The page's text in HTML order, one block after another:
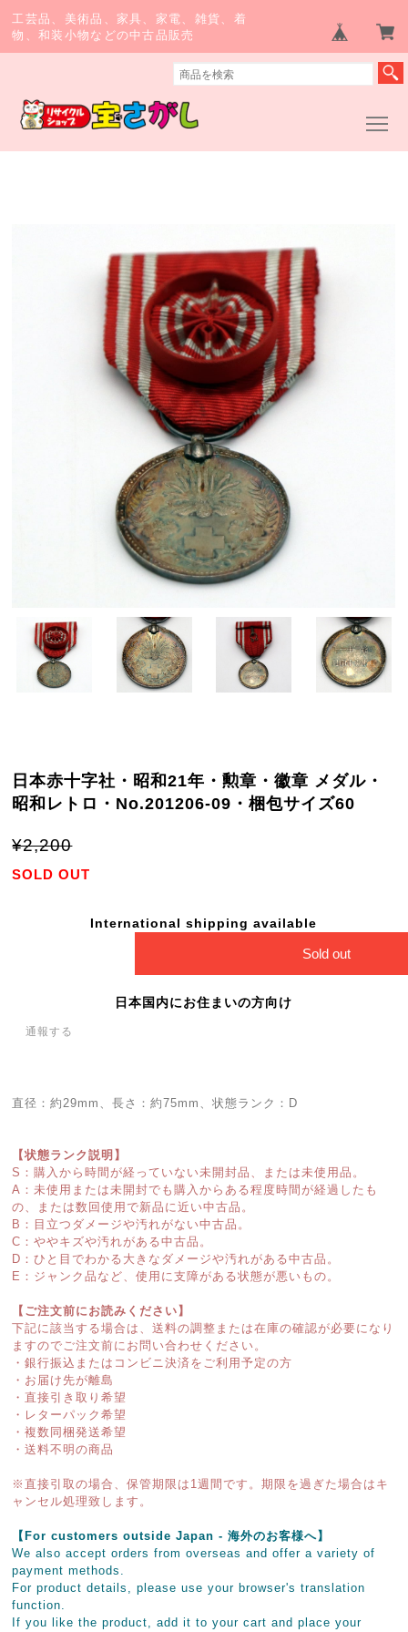
工芸品、美術品、家具、家電、雑貨、着
物、和装小物などの中古品販売
日本赤十字社・昭和21年・勲章・徽章 メダル・
昭和レトロ・No.201206-09・梱包サイズ60
¥2,200
SOLD OUT
International shipping available
Sold out
日本国内にお住まいの方向け
通報する
直径：約29mm、長さ：約75mm、状態ランク：D
【状態ランク説明】
S：購入から時間が経っていない未開封品、または未使用品。
A：未使用または未開封でも購入からある程度時間が経過したも
の、または数回使用で新品に近い中古品。
B：目立つダメージや汚れがない中古品。
C：ややキズや汚れがある中古品。
D：ひと目でわかる大きなダメージや汚れがある中古品。
E：ジャンク品など、使用に支障がある状態が悪いもの。
【ご注文前にお読みください】
下記に該当する場合は、送料の調整または在庫の確認が必要になり
ますのでご注文前にお問い合わせください。
・銀行振込またはコンビニ決済をご利用予定の方
・お届け先が離島
・直接引き取り希望
・レターパック希望
・複数同梱発送希望
・送料不明の商品
※直接引取の場合、保管期限は1週間です。期限を過ぎた場合はキ
ャンセル処理致します。
【For customers outside Japan - 海外のお客様へ】
We also accept orders from overseas and offer a variety of
payment methods.
For product details, please use your browser's translation
function.
If you like the product, add it to your cart and place your